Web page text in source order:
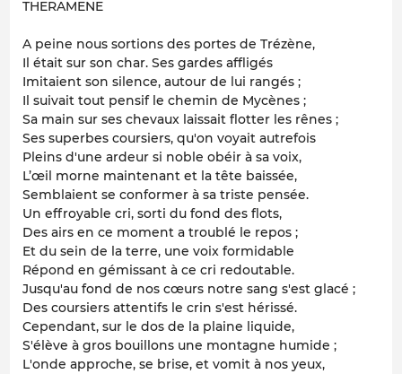
THERAMENE
A peine nous sortions des portes de Trézène,
Il était sur son char. Ses gardes affligés
Imitaient son silence, autour de lui rangés ;
Il suivait tout pensif le chemin de Mycènes ;
Sa main sur ses chevaux laissait flotter les rênes ;
Ses superbes coursiers, qu'on voyait autrefois
Pleins d'une ardeur si noble obéir à sa voix,
L’œil morne maintenant et la tête baissée,
Semblaient se conformer à sa triste pensée.
Un effroyable cri, sorti du fond des flots,
Des airs en ce moment a troublé le repos ;
Et du sein de la terre, une voix formidable
Répond en gémissant à ce cri redoutable.
Jusqu'au fond de nos cœurs notre sang s'est glacé ;
Des coursiers attentifs le crin s'est hérissé.
Cependant, sur le dos de la plaine liquide,
S'élève à gros bouillons une montagne humide ;
L'onde approche, se brise, et vomit à nos yeux,